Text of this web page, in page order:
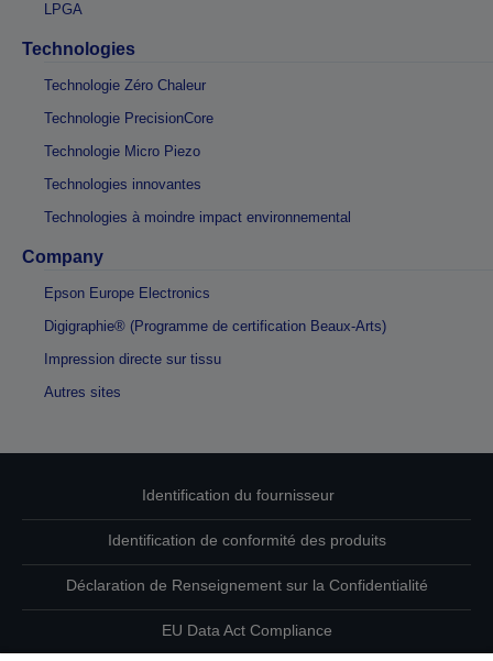
LPGA
Technologies
Technologie Zéro Chaleur
Technologie PrecisionCore
Technologie Micro Piezo
Technologies innovantes
Technologies à moindre impact environnemental
Company
Epson Europe Electronics
Digigraphie® (Programme de certification Beaux-Arts)
Impression directe sur tissu
Autres sites
Identification du fournisseur
Identification de conformité des produits
Déclaration de Renseignement sur la Confidentialité
EU Data Act Compliance